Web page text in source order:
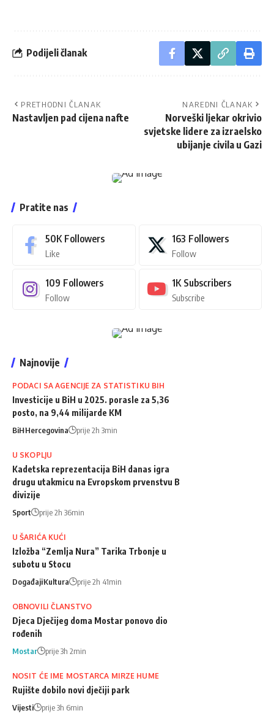
Podijeli članak
PRETHODNI ČLANAK
Nastavljen pad cijena nafte
NAREDNI ČLANAK
Norveški ljekar okrivio
svjetske lidere za izraelsko
ubijanje civila u Gazi
Pratite nas
50K Followers
Like
163 Followers
Follow
109 Followers
Follow
1K Subscribers
Subscribe
Najnovije
PODACI SA AGENCIJE ZA STATISTIKU BIH
Investicije u BiH u 2025. porasle za 5,36
posto, na 9,44 milijarde KM
BiHHercegovina prije 2h 3min
U SKOPLJU
Kadetska reprezentacija BiH danas igra
drugu utakmicu na Evropskom prvenstvu B
divizije
Sport prije 2h 36min
U ŠARIĆA KUĆI
Izložba “Zemlja Nura” Tarika Trbonje u
subotu u Stocu
DogađajiKultura prije 2h 41min
OBNOVILI ČLANSTVO
Djeca Dječijeg doma Mostar ponovo dio
rođenih
Mostar prije 3h 2min
NOSIT ĆE IME MOSTARCA MIRZE HUME
Rujište dobilo novi dječiji park
Vijesti prije 3h 6min